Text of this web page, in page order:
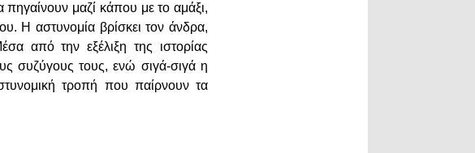
μαζί κάπου με το αμάξι,
Η αστυνομία βρίσκει τον άνδρα,
από την εξέλιξη της ιστορίας
συζύγους τους, ενώ σιγά-σιγά η
τροπή που παίρνουν τα